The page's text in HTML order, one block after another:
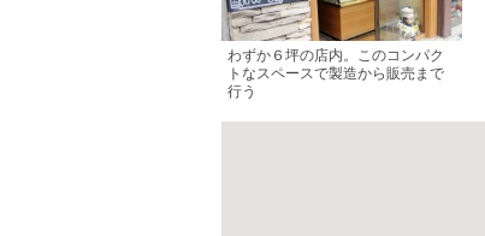
わずか６坪の店内。このコンパク
トなスペースで製造から販売まで
行う